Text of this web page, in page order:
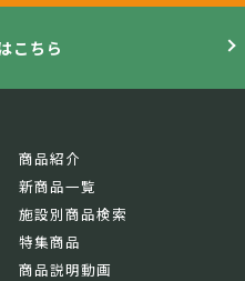
こちら
商品紹介
新商品一覧
施設別商品検索
特集商品
商品説明動画